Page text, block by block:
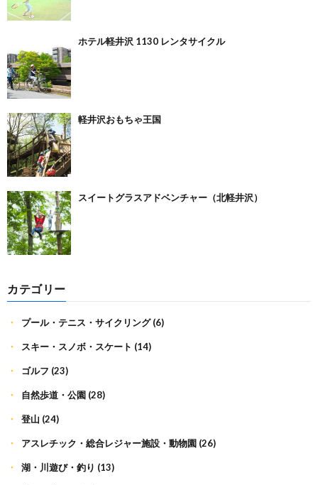
ホテル軽井沢 1130 レンタサイクル
軽井沢おもちゃ王国
スイートグラスアドベンチャー（北軽井沢）
カテゴリー
プール・テニス・サイクリング(6)
スキー・スノボ・スケート (14)
ゴルフ (23)
自然歩道・公園 (28)
登山 (24)
アスレチック・総合レジャー施設・動物園 (26)
湖・川遊び・釣り (13)